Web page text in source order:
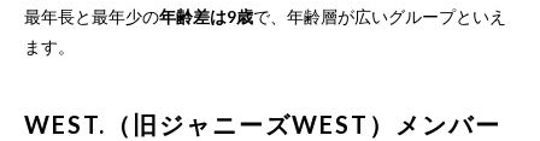
最年長と最年少の年齢差は9歳で、年齢層が広いグループといえ
ます。
WEST.（旧ジャニーズWEST）メンバー